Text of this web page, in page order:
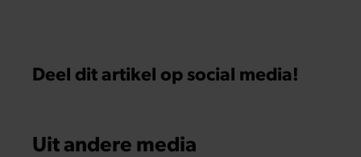
Deel dit artikel op social media!
Uit andere media